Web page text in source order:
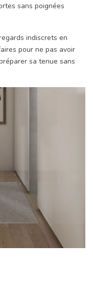
sans poignées
indiscrets en
pour ne pas avoir
sa tenue sans